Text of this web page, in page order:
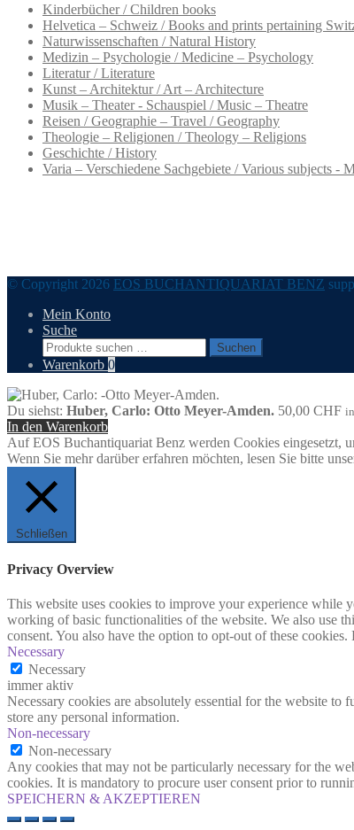
Kinderbücher / Children books
Helvetica – Schweiz / Books and prints pertaining
Naturwissenschaften / Natural History
Medizin – Psychologie / Medicine – Psychology
Literatur / Literature
Kunst – Architektur / Art – Architecture
Musik – Theater - Schauspiel / Music – Theatre
Reisen / Geographie – Travel / Geography
Theologie – Religionen / Theology – Religions
Geschichte / History
Varia – Verschiedene Sachgebiete / Various subjects -
© Copyright 2026 EOS BUCHANTIQUARIAT BENZ
Mein Konto
Suche
Suchen
nach:
Suchen
Warenkorb 0
Du siehst: Huber, Carlo: Otto Meyer-Amden. 50,00 CHF
In den Warenkorb
Auf EOS Buchantiquariat Benz werden Cookies eingesetzt,
Wenn Sie mehr darüber erfahren möchten, lesen Sie bitte
Schließen
Privacy Overview
This website uses cookies to improve your experience while
working of basic functionalities of the website. We also use
consent. You also have the option to opt-out of these
Necessary
Necessary
immer aktiv
Necessary cookies are absolutely essential for the website
store any personal information.
Non-necessary
Non-necessary
Any cookies that may not be particularly necessary for the
cookies. It is mandatory to procure user consent prior to
SPEICHERN & AKZEPTIEREN